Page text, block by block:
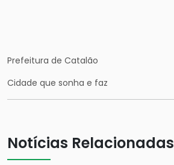
Prefeitura de Catalão
Cidade que sonha e faz
Notícias Relacionadas